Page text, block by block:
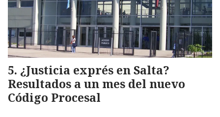
¿Justicia exprés en Salta?
Resultados a un mes del nuevo
Código Procesal